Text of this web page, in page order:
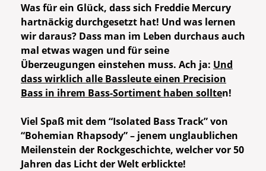
Was für ein Glück, dass sich Freddie Mercury
hartnäckig durchgesetzt hat! Und was lernen
wir daraus? Dass man im Leben durchaus auch
mal etwas wagen und für seine
Überzeugungen einstehen muss. Ach ja: Und
dass wirklich alle Bassleute einen Precision
Bass in ihrem Bass-Sortiment haben sollten!
Viel Spaß mit dem “Isolated Bass Track” von
“Bohemian Rhapsody” – jenem unglaublichen
Meilenstein der Rockgeschichte, welcher vor 50
Jahren das Licht der Welt erblickte!